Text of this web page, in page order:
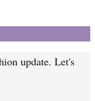
update. Let's